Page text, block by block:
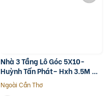
Nhà 3 Tầng Lô Góc 5X10-
Huỳnh Tấn Phát– Hxh 3.5M –
Kinh Doanh Tốt – Shr Hoàn
Công Đủ- Giá 3 Tỷ Hơn.
Ngoài Cần Thơ